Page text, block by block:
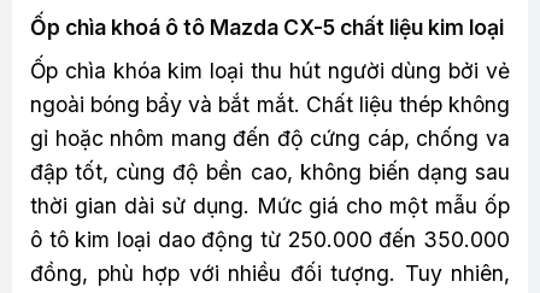
Ốp chìa khoá ô tô Mazda CX-5 chất liệu kim loại
Ốp chìa khóa kim loại thu hút người dùng bởi vẻ
ngoài bóng bẩy và bắt mắt. Chất liệu thép không
gỉ hoặc nhôm mang đến độ cứng cáp, chống va
đập tốt, cùng độ bền cao, không biến dạng sau
thời gian dài sử dụng. Mức giá cho một mẫu ốp
ô tô kim loại dao động từ 250.000 đến 350.000
đồng, phù hợp với nhiều đối tượng. Tuy nhiên,